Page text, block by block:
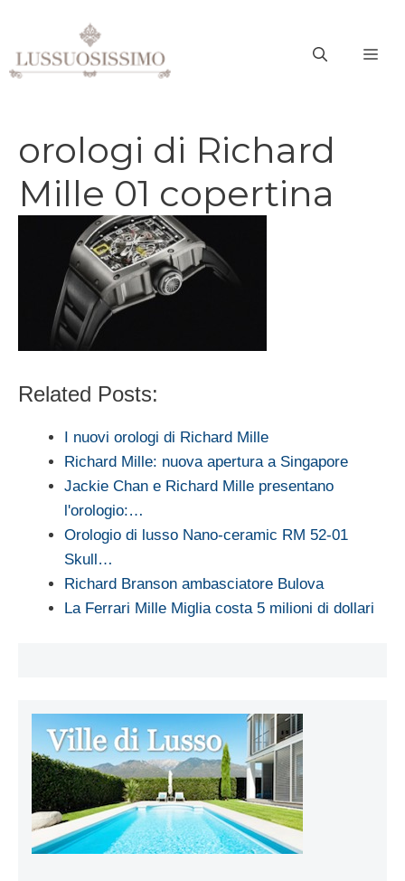
contenuto
orologi di Richard
Mille 01 copertina
Related Posts:
I nuovi orologi di Richard Mille
Richard Mille: nuova apertura a Singapore
Jackie Chan e Richard Mille presentano
l'orologio:…
Orologio di lusso Nano-ceramic RM 52-01
Skull…
Richard Branson ambasciatore Bulova
La Ferrari Mille Miglia costa 5 milioni di dollari